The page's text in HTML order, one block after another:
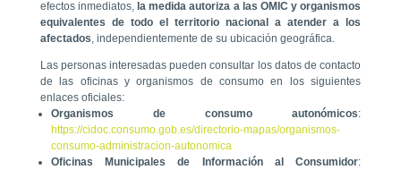
efectos inmediatos, la medida autoriza a las OMIC y organismos
equivalentes de todo el territorio nacional a atender a los
afectados , independientemente de su ubicación geográfica.
Las personas interesadas pueden consultar los datos de contacto
de las oficinas y organismos de consumo en los siguientes
enlaces oficiales:
Organismos de consumo autonómicos:
https://cidoc.consumo.gob.es/directorio-mapas/organismos-
consumo-administracion-autonomica
Oficinas Municipales de Información al Consumidor: